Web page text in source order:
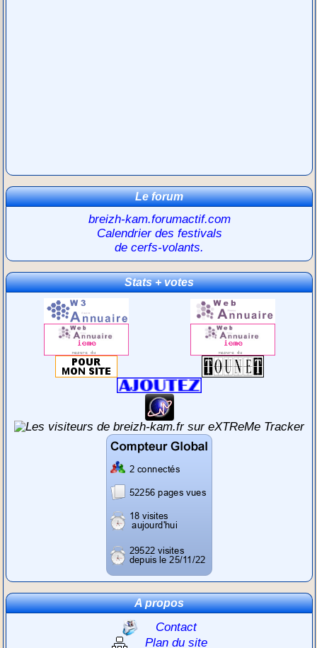
Le forum
breizh-kam.forumactif.com
Calendrier des festivals
de cerfs-volants.
Stats + votes
A propos
Contact
Plan du site